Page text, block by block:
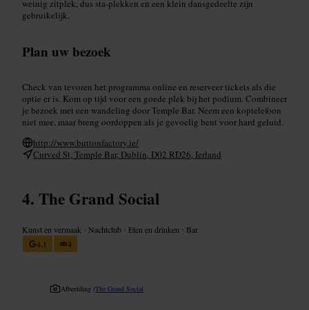
weinig zitplek, dus sta-plekken en een klein dansgedeelte zijn
gebruikelijk.
Plan uw bezoek
Check van tevoren het programma online en reserveer tickets als die
optie er is. Kom op tijd voor een goede plek bij het podium. Combineer
je bezoek met een wandeling door Temple Bar. Neem een koptelefoon
niet mee, maar breng oordoppen als je gevoelig bent voor hard geluid.
http://www.buttonfactory.ie/
Curved St, Temple Bar, Dublin, D02 RD26, Ierland
The Grand Social
Kunst en vermaak • Nachtclub • Eten en drinken • Bar
4,1
4
Afbeelding /The Grand Social